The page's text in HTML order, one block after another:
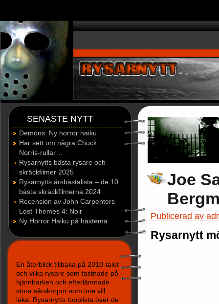
SENASTE NYTT
Demons: Ny horror haiku
Har sett om några Chuck
Norris-rullar…
Rysarnytts bästa rysare och
skräckfilmer 2025
Rysarnytts årsbästalista – de 10
bästa skräckfilmerna 2024
Recension av John Carpenters
Lost Themes 4: Noir
Ny Horror Haiku på häxtema
En återblick tillbaka på 2010-talet
och vilka rysare som fastnade på
hjärnbarken och efterlämnade
stora sårskorpor som inte vill
läka. Rysarnytts topplista över de
Joe
Publicerad av
Rysarnytt